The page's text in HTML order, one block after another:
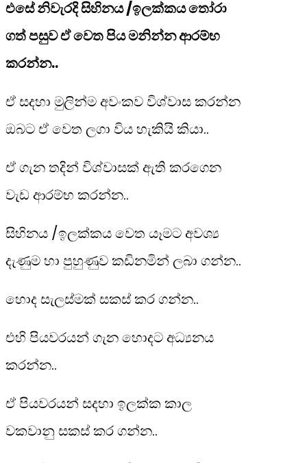
එසේ නිවැරදි සිහිනය /ඉලක්කය තෝරා
ගත් පසුව ඒ වෙත පිය මනින්න ආරම්භ
කරන්න..
ඒ සදහා මුලින්ම අවංකව විශ්වාස කරන්න
ඔබට ඒ වෙත ලගා විය හැකියි කියා..
ඒ ගැන තදින් විශ්වාසක් ඇති කරගෙන
වැඩ ආරම්භ කරන්න..
සිහිනය /ඉලක්කය වෙත යෑමට අවශ්‍ය
දැණුම හා පුහුණුව කඩිනමින් ලබා ගන්න..
හොද සැලස්මක් සකස් කර‌ ගන්න..
එහි පියවරයන් ගැන හොදට අධ්‍යනය
කරන්න..
ඒ පියවරයන් සදහා ඉලක්ක කාල
වකවානු සකස් කර ගන්න..